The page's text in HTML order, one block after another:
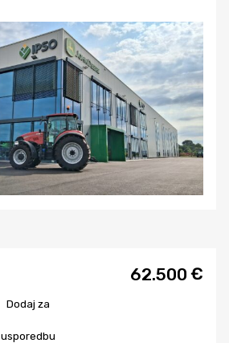
62.500 €
Dodaj za
usporedbu